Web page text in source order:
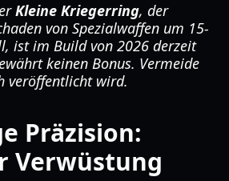
Kleine Kriegerring, der
von Spezialwaffen um 15-
ist im Build von 2026 derzeit
keinen Bonus. Vermeide
veröffentlicht wird.
Präzision:
Verwüstung